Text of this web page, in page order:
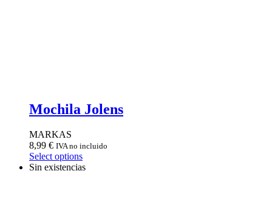
Mochila Jolens
MARKAS
8,99 € IVA no incluido
Select options
Sin existencias